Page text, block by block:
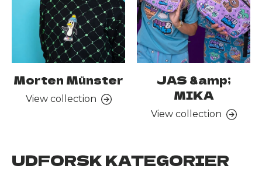
Morten Münster
View collection
JAS &amp;
MIKA
View collection
UDFORSK KATEGORIER